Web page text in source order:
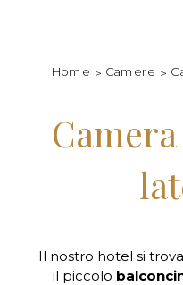
Home Camere
Il nostro hotel si
il piccolo